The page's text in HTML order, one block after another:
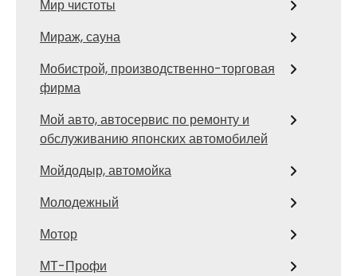
Мир чистоты
Мираж, сауна
Мобистрой, производственно-торговая
фирма
Мой авто, автосервис по ремонту и
обслуживанию японских автомобилей
Мойдодыр, автомойка
Молодежный
Мотор
МТ-Профи